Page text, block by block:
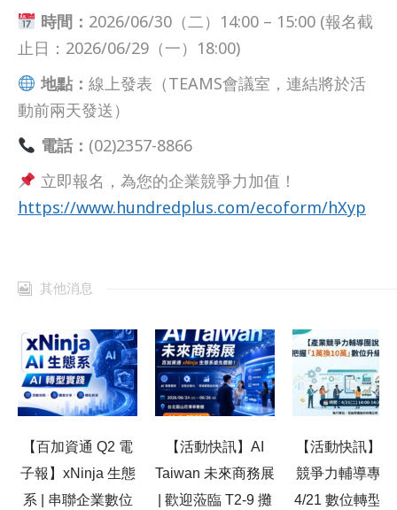
時間： 2026/06/30（二）14:00 – 15:00 (報名截
止日：2026/06/29（一）18:00)
地點： 線上發表（TEAMS會議室，連結將於活
動前兩天發送）
電話： (02)2357-8866
立即報名，為您的企業競爭力加值！
https://www.hundredplus.com/ecoform/hXyp
其他消息
【百加資通 Q2 電
子報】xNinja 生態
系 | 串聯企業數位
【活動快訊】AI
Taiwan 未來商務展
| 歡迎蒞臨 T2-9 攤
【活動快訊】
競爭力輔導專
4/21 數位轉型